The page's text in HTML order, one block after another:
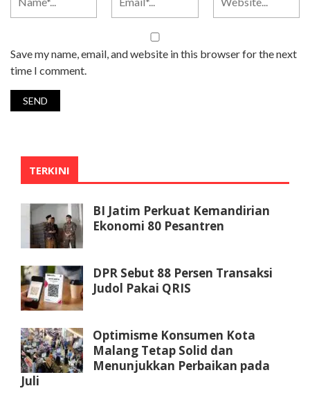
Save my name, email, and website in this browser for the next
time I comment.
TERKINI
BI Jatim Perkuat Kemandirian
Ekonomi 80 Pesantren
DPR Sebut 88 Persen Transaksi
Judol Pakai QRIS
Optimisme Konsumen Kota
Malang Tetap Solid dan
Menunjukkan Perbaikan pada
Juli